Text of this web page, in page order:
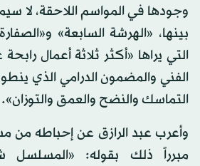
وجودها في المواسم اللاحقة، لا
بينها، «الهرشة السابعة»
التي يراها «أكثر ثلاثة أعمال
الفني والمضمون الدرامي الذي
التماسك والنضح والعمق والتوزان».
وأعرب عبد الرازق عن إحباطه من
مبرراً ذلك بقوله: «المسلسل